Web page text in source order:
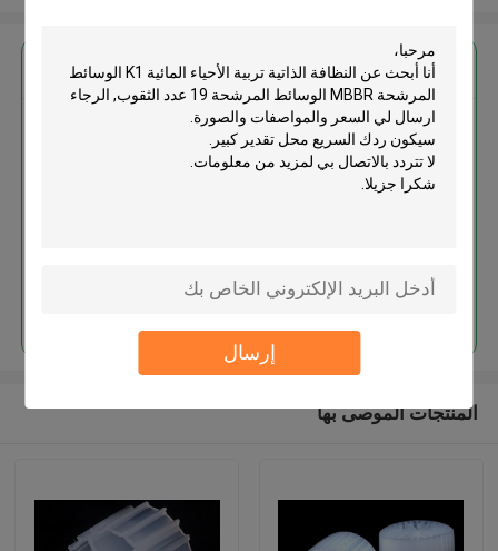
إرسال
احصل على افضل سعر ل
النظافة الذاتية تربية الأحياء المائية
استمر
المنتجات الموصى بها